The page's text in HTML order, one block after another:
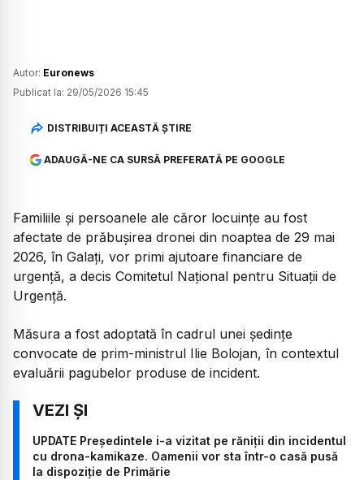
Autor: Euronews
Publicat la: 29/05/2026 15:45
DISTRIBUIȚI ACEASTĂ ȘTIRE
ADAUGĂ-NE CA SURSĂ PREFERATĂ PE GOOGLE
Familiile și persoanele ale căror locuințe au fost
afectate de prăbușirea dronei din noaptea de 29 mai
2026, în Galați, vor primi ajutoare financiare de
urgență, a decis Comitetul Național pentru Situații de
Urgență.
Măsura a fost adoptată în cadrul unei ședințe
convocate de prim-ministrul Ilie Bolojan, în contextul
evaluării pagubelor produse de incident.
UPDATE Președintele i-a vizitat pe răniții din incidentul
cu drona-kamikaze. Oamenii vor sta într-o casă pusă
la dispoziție de Primărie